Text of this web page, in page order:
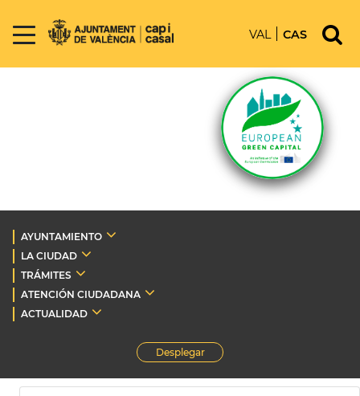
VAL CAS
AYUNTAMIENTO
LA CIUDAD
TRÁMITES
ATENCIÓN CIUDADANA
ACTUALIDAD
Desplegar